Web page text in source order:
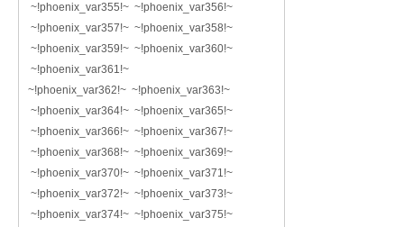
~!phoenix_var355!~ ~!phoenix_var356!~
~!phoenix_var357!~ ~!phoenix_var358!~
~!phoenix_var359!~ ~!phoenix_var360!~
~!phoenix_var361!~
~!phoenix_var362!~ ~!phoenix_var363!~
~!phoenix_var364!~ ~!phoenix_var365!~
~!phoenix_var366!~ ~!phoenix_var367!~
~!phoenix_var368!~ ~!phoenix_var369!~
~!phoenix_var370!~ ~!phoenix_var371!~
~!phoenix_var372!~ ~!phoenix_var373!~
~!phoenix_var374!~ ~!phoenix_var375!~